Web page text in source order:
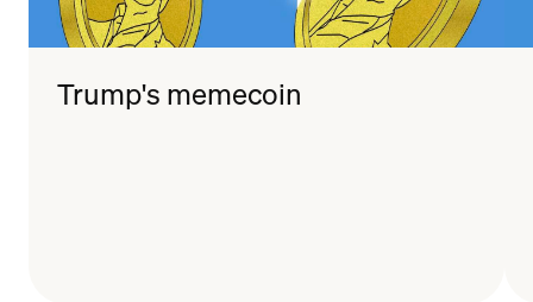
Trump's memecoin